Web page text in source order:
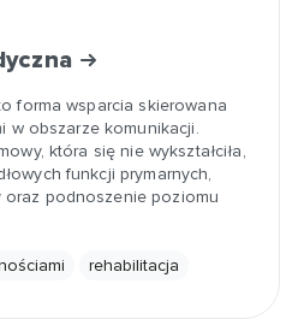
forma wsparcia skierowana
w obszarze komunikacji.
która się nie wykształciła,
funkcji prymarnych,
oraz podnoszenie poziomu
rehabilitacja